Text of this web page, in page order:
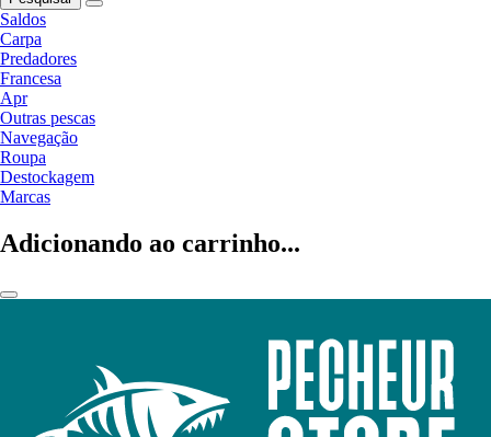
Saldos
Carpa
Predadores
Francesa
Apr
Outras pescas
Navegação
Roupa
Destockagem
Marcas
Adicionando ao carrinho...